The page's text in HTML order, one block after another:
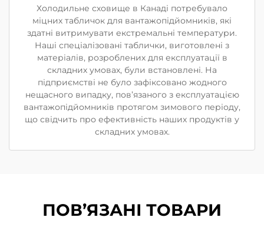
Холодильне сховище в Канаді потребувало
міцних табличок для вантажопідйомників, які
здатні витримувати екстремальні температури.
Наші спеціалізовані таблички, виготовлені з
матеріалів, розроблених для експлуатації в
складних умовах, були встановлені. На
підприємстві не було зафіксовано жодного
нещасного випадку, пов’язаного з експлуатацією
вантажопідйомників протягом зимового періоду,
що свідчить про ефективність наших продуктів у
складних умовах.
ПОВ’ЯЗАНІ ТОВАРИ